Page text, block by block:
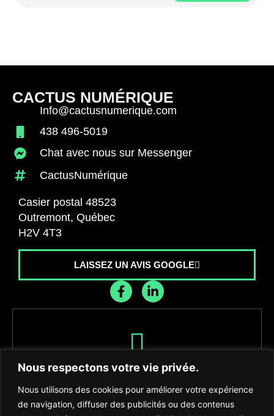
Nous respectons votre vie privée.
Nous utilisons des cookies pour améliorer votre expérience
de navigation, diffuser des publicités ou des contenus
CACTUS NUMÉRIQUE
Info@cactusnumerique.com
438 496-5019
Chat avec nous sur Messenger
CactusNumérique
Casier postal 48523
Outremont, Québec
H2V 4T3
LAISSEZ UN AVIS GOOGLE
Recevez les dernières nouvelles de